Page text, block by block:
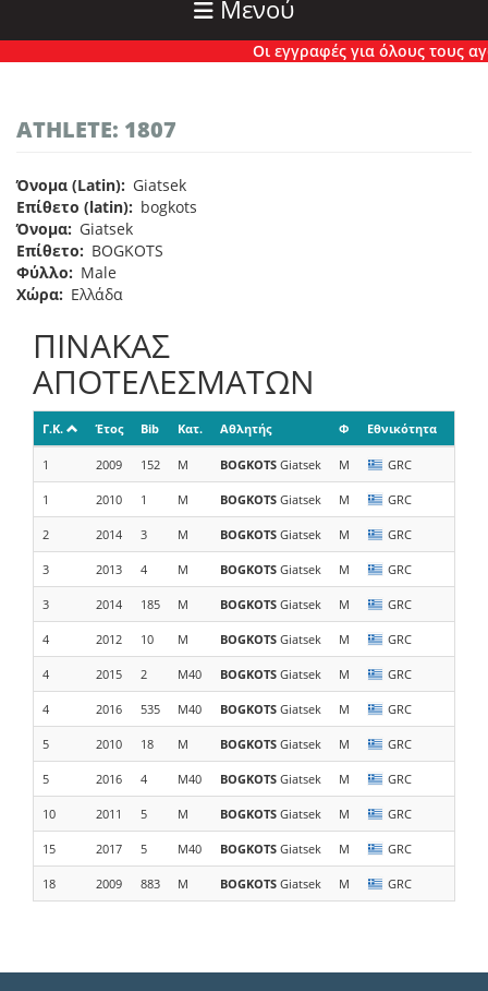
Μενού
Οι εγγραφές για όλους τους
ATHLETE: 1807
Όνομα (Latin)
Giatsek
Επίθετο (latin)
bogkots
Όνομα
Giatsek
Επίθετο
BOGKOTS
Φύλλο
Male
Χώρα
Ελλάδα
ΠΙΝΑΚΑΣ
ΑΠΟΤΕΛΕΣΜΑΤΩΝ
Γ.Κ. Έτος Bib Κατ. Αθλητής Φ Εθνικότητα
1 2009 152 M BOGKOTS Giatsek M GRC
1 2010 1 M BOGKOTS Giatsek M GRC
2 2014 3 M BOGKOTS Giatsek M GRC
3 2013 4 M BOGKOTS Giatsek M GRC
3 2014 185 M BOGKOTS Giatsek M GRC
4 2012 10 M BOGKOTS Giatsek M GRC
4 2015 2 M40 BOGKOTS Giatsek M GRC
4 2016 535 M40 BOGKOTS Giatsek M GRC
5 2010 18 M BOGKOTS Giatsek M GRC
5 2016 4 M40 BOGKOTS Giatsek M GRC
10 2011 5 M BOGKOTS Giatsek M GRC
15 2017 5 M40 BOGKOTS Giatsek M GRC
18 2009 883 M BOGKOTS Giatsek M GRC